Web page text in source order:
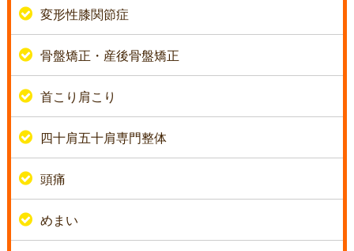
変形性膝関節症
骨盤矯正・産後骨盤矯正
首こり肩こり
四十肩五十肩専門整体
頭痛
めまい